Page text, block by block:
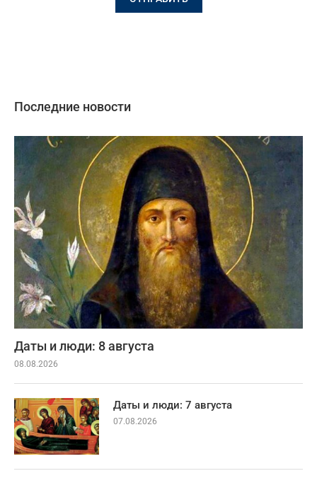
Последние новости
Даты и люди: 8 августа
08.08.2026
Даты и люди: 7 августа
07.08.2026